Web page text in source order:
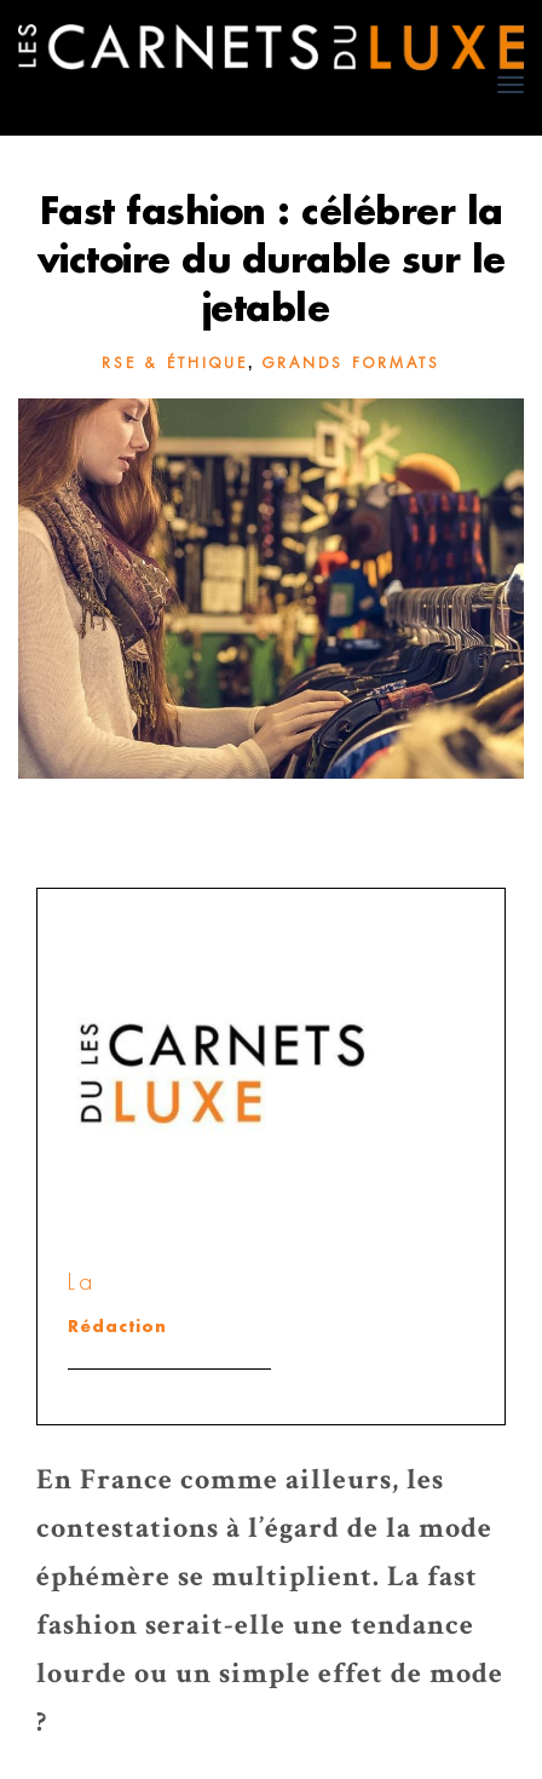
Fast fashion : célébrer la
victoire du durable sur le
jetable
RSE & ÉTHIQUE, GRANDS FORMATS
La
Rédaction
En France comme ailleurs, les
contestations à l’égard de la mode
éphémère se multiplient. La fast
fashion serait-elle une tendance
lourde ou un simple effet de mode
?